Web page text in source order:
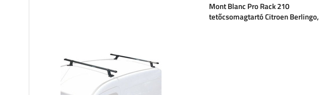
Mont Blanc Pro Rack 210
tetőcsomagtartó Citroen Berlingo,